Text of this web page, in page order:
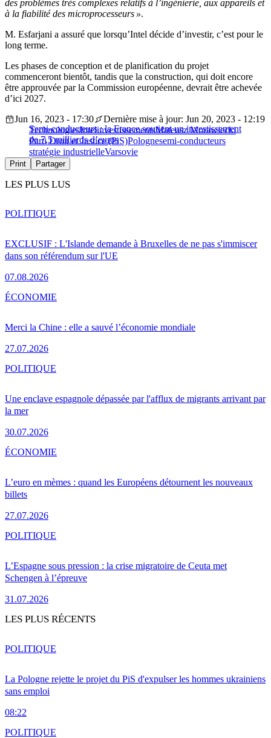
des problèmes très complexes relatifs à l’ingénierie, aux appareils et
à la fiabilité des microprocesseurs ».
M. Esfarjani a assuré que lorsqu’Intel décide d’investir, c’est pour le
long terme.
Les phases de conception et de planification du projet
commenceront bientôt, tandis que la construction, qui doit encore
être approuvée par la Commission européenne, devrait être achevée
d’ici 2027.
Semi-conducteurs : la France soutient un investissement
de 7,5 milliards d’euros
Jun 16, 2023 - 17:30
Dernière mise à jour: Jun 20, 2023 - 12:19
TechnologiesIntelinvestissementsMateusz Morawiecki
Parti Droit et Justice (PiS)Polognesemi-conducteurs
stratégie industrielleVarsovie
Print Partager
LES PLUS LUS
EXCLUSIF : L'Islande demande à Bruxelles de ne pas s'immiscer
dans son référendum sur l'UE
07.08.2026
POLITIQUE
Merci la Chine : elle a sauvé l’économie mondiale
27.07.2026
ÉCONOMIE
Une enclave espagnole dépassée par l'afflux de migrants arrivant par
la mer
30.07.2026
POLITIQUE
L’euro en mèmes : quand les Européens détournent les nouveaux
billets
27.07.2026
ÉCONOMIE
L’Espagne sous pression : la crise migratoire de Ceuta met
Schengen à l’épreuve
31.07.2026
POLITIQUE
LES PLUS RÉCENTS
La Pologne rejette le projet du PiS d'expulser les hommes ukrainiens
sans emploi
08:22
POLITIQUE
POLITIQUE